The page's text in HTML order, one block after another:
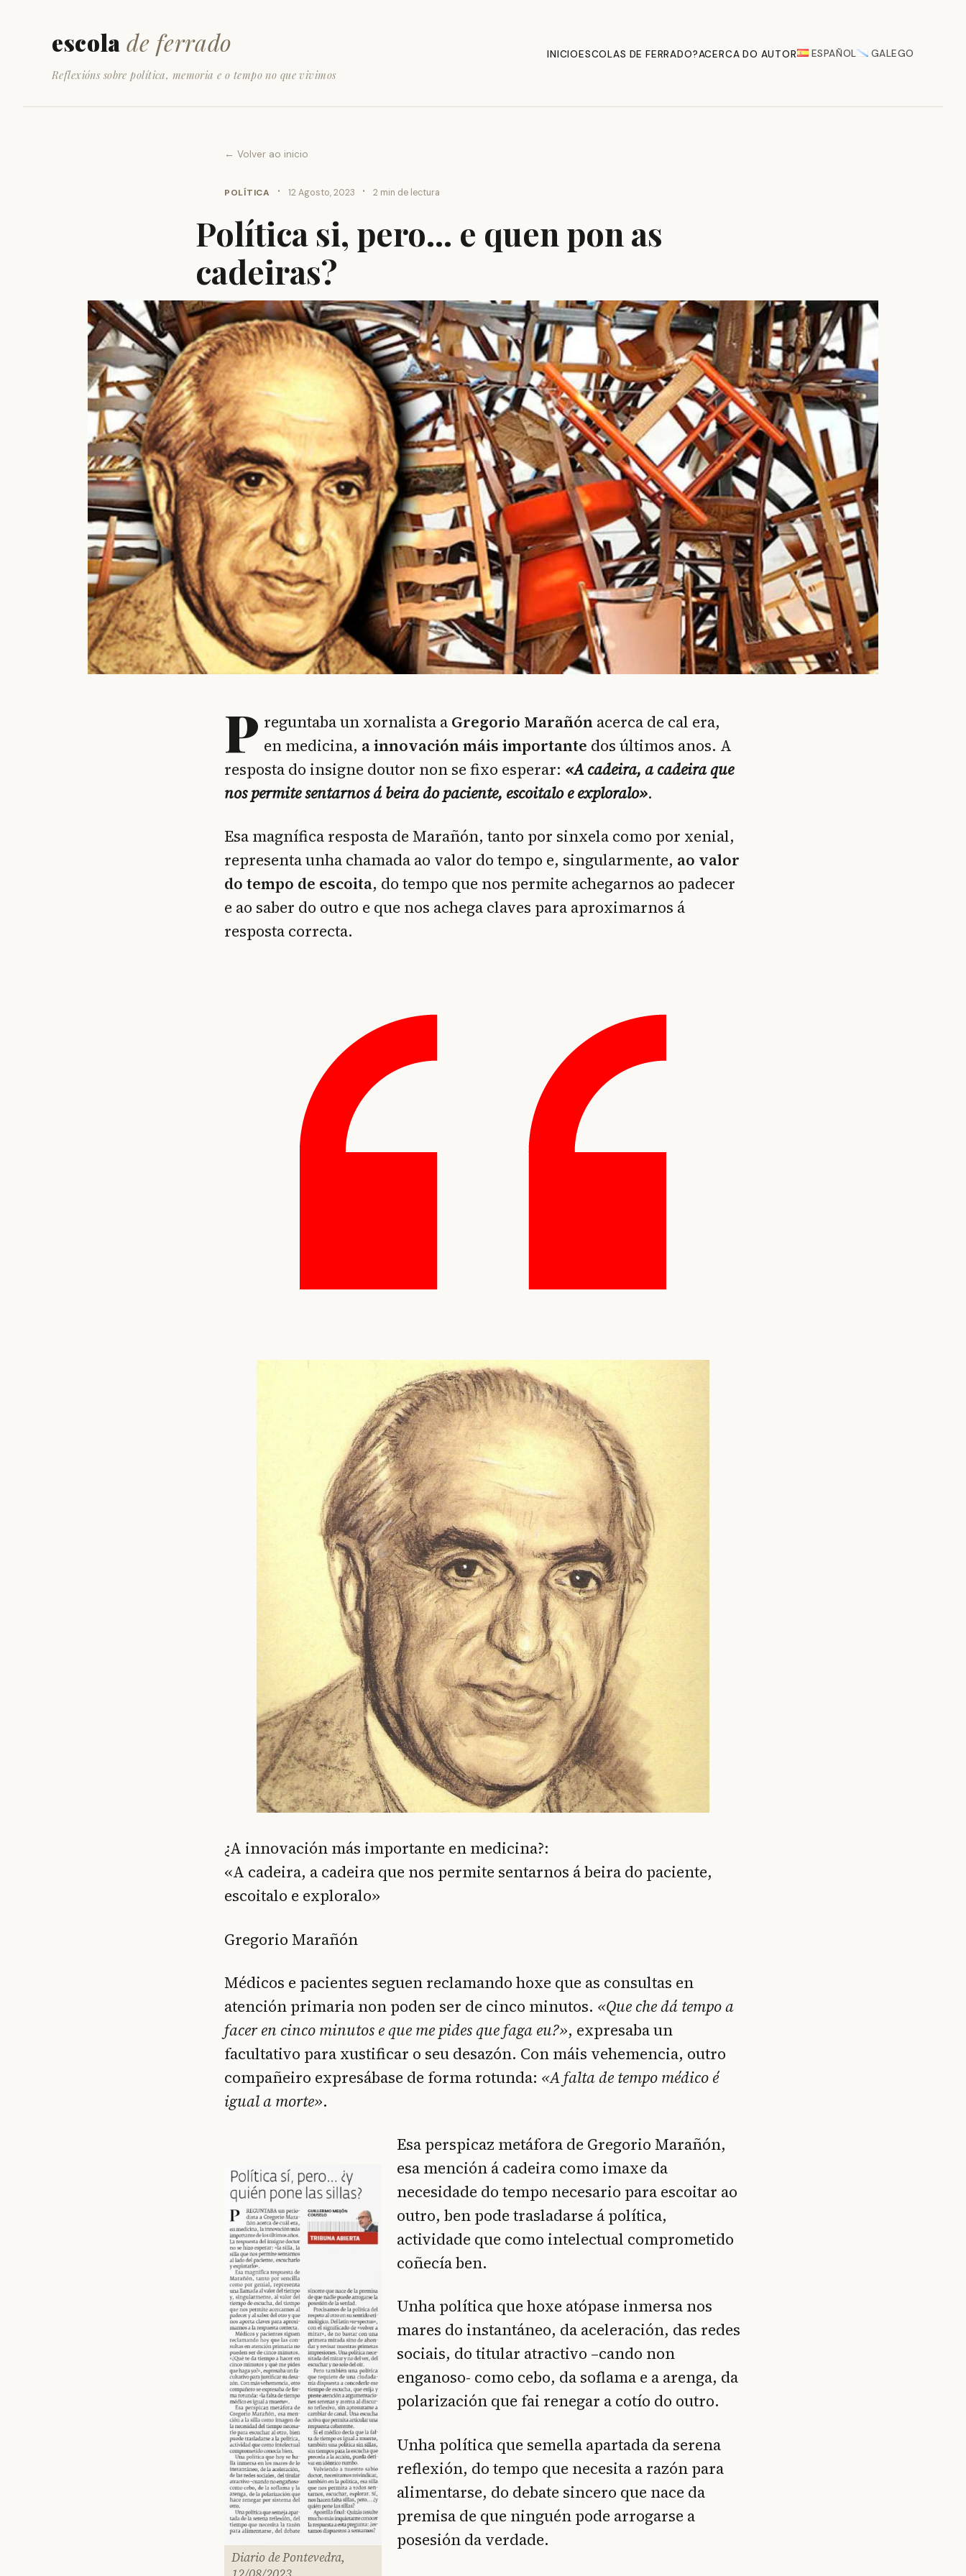
escola de ferrado
Reflexións sobre política, memoria e o tempo no que vivimos
INICIOESCOLAS DE FERRADO?ACERCA DO AUTOR ESPAÑOL GALEGO
← Volver ao inicio
POLÍTICA · 12 Agosto, 2023 · 2 min de lectura
Política si, pero… e quen pon as
cadeiras?
P reguntaba un xornalista a Gregorio Marañón acerca de cal era,
en medicina, a innovación máis importante dos últimos anos. A
resposta do insigne doutor non se fixo esperar: «A cadeira, a cadeira que
nos permite sentarnos á beira do paciente, escoitalo e exploralo».
Esa magnífica resposta de Marañón, tanto por sinxela como por xenial,
representa unha chamada ao valor do tempo e, singularmente, ao valor
do tempo de escoita, do tempo que nos permite achegarnos ao padecer
e ao saber do outro e que nos achega claves para aproximarnos á
resposta correcta.
¿A innovación más importante en medicina?:
«A cadeira, a cadeira que nos permite sentarnos á beira do paciente,
escoitalo e exploralo»
Gregorio Marañón
Médicos e pacientes seguen reclamando hoxe que as consultas en
atención primaria non poden ser de cinco minutos. «Que che dá tempo a
facer en cinco minutos e que me pides que faga eu?», expresaba un
facultativo para xustificar o seu desazón. Con máis vehemencia, outro
compañeiro expresábase de forma rotunda: «A falta de tempo médico é
igual a morte».
Diario de Pontevedra,
Esa perspicaz metáfora de Gregorio Marañón,
esa mención á cadeira como imaxe da
necesidade do tempo necesario para escoitar ao
outro, ben pode trasladarse á política,
actividade que como intelectual comprometido
coñecía ben.
Unha política que hoxe atópase inmersa nos
mares do instantáneo, da aceleración, das redes
sociais, do titular atractivo –cando non
enganoso- como cebo, da soflama e a arenga, da
polarización que fai renegar a cotío do outro.
Unha política que semella apartada da serena
reflexión, do tempo que necesita a razón para
alimentarse, do debate sincero que nace da
premisa de que ninguén pode arrogarse a
posesión da verdade.